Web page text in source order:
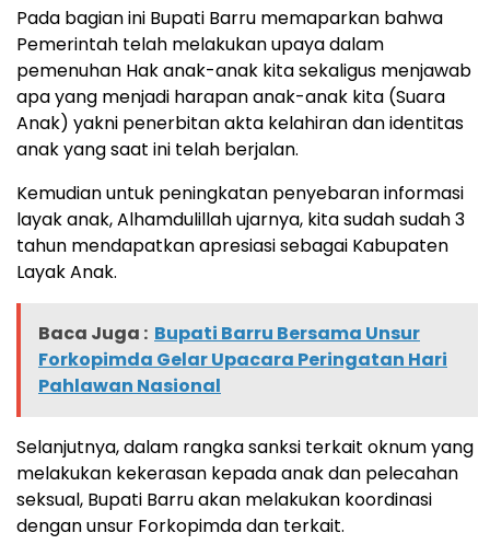
Pada bagian ini Bupati Barru memaparkan bahwa
Pemerintah telah melakukan upaya dalam
pemenuhan Hak anak-anak kita sekaligus menjawab
apa yang menjadi harapan anak-anak kita (Suara
Anak) yakni penerbitan akta kelahiran dan identitas
anak yang saat ini telah berjalan.
Kemudian untuk peningkatan penyebaran informasi
layak anak, Alhamdulillah ujarnya, kita sudah sudah 3
tahun mendapatkan apresiasi sebagai Kabupaten
Layak Anak.
Baca Juga : Bupati Barru Bersama Unsur
Forkopimda Gelar Upacara Peringatan Hari
Pahlawan Nasional
Selanjutnya, dalam rangka sanksi terkait oknum yang
melakukan kekerasan kepada anak dan pelecahan
seksual, Bupati Barru akan melakukan koordinasi
dengan unsur Forkopimda dan terkait.